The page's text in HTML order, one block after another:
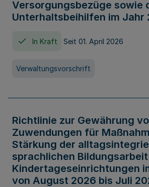
Versorgungsbezüge sowie
Unterhaltsbeihilfen im Jahr
In Kraft Seit 01. April 2026
Verwaltungsvorschrift
Richtlinie zur Gewährung
Zuwendungen für
Stärkung der
sprachlichen
Kindertageseinrichtungen
von August 2026 bis Juli